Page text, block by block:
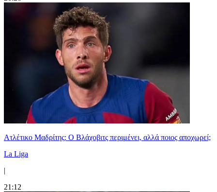
Ατλέτικο Μαδρίτης: Ο Βλάχοβιτς περιμένει, αλλά ποιος αποχωρεί;
La Liga
|
21:12